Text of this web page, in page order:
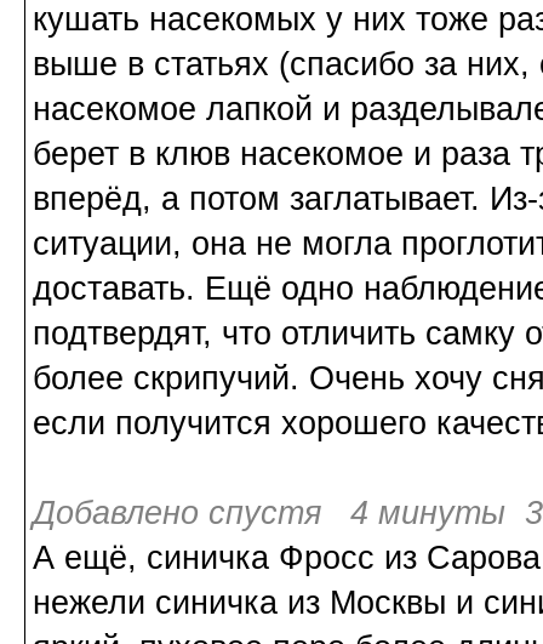
кушать насекомых у них тоже
выше в статьях (спасибо за
насекомое лапкой и
берет в клюв насекомое и раза
вперёд, а потом заглатывает.
ситуации, она не могла
доставать. Ещё одно
подтвердят, что отличить
более скрипучий. Очень хочу
если получится хорошего
Добавлено спустя 4 минуты
А ещё, синичка Фросс из
нежели синичка из Москвы и